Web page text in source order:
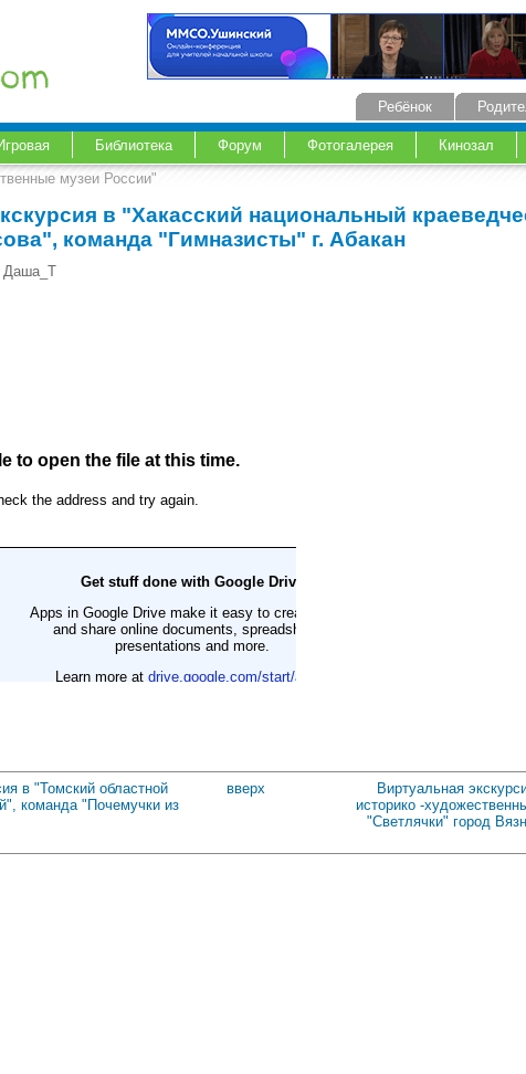
Ребёнок
Библиотека Форум Фотогалерея Кинозал
музеи России"
в "Хакасский национальный
команда "Гимназисты" г. Абакан
Даша_Т
в "Томский областной
команда "Почемучки из
вверх
Виртуальная
историко -
"Светлячки" город